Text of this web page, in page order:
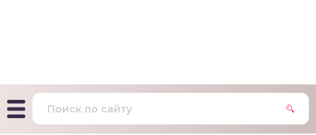
на определение типа
поведения